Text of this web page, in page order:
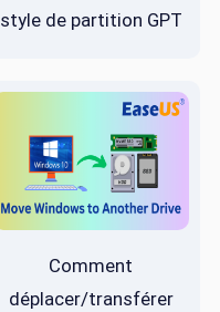
style de partition GPT
Comment
déplacer/transférer